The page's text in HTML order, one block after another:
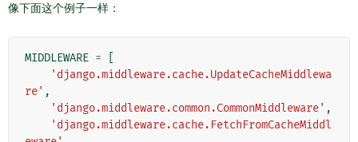
像下面这个例子一样：
MIDDLEWARE =
'django.middleware.cache.UpdateCacheMiddlewa
re' ,
'django.middleware.common.CommonMiddleware' ,
'django.middleware.cache.FetchFromCacheMiddl